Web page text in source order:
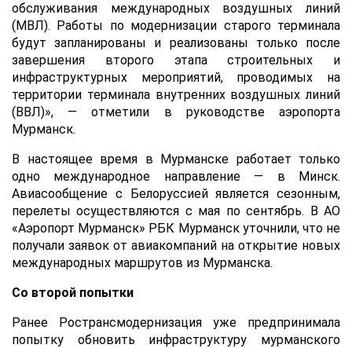
обслуживания международных воздушных линий
(МВЛ). Работы по модернизации старого терминала
будут запланированы и реализованы только после
завершения второго этапа строительных и
инфраструктурных мероприятий, проводимых на
территории терминала внутренних воздушных линий
(ВВЛ)», — отметили в руководстве аэропорта
Мурманск.
В настоящее время в Мурманске работает только
одно международное направление — в Минск.
Авиасообщение с Белоруссией является сезонным,
перелеты осуществляются с мая по сентябрь. В АО
«Аэропорт Мурманск» РБК Мурманск уточнили, что не
получали заявок от авиакомпаний на открытие новых
международных маршрутов из Мурманска.
Со второй попытки
Ранее Ространсмодернизация уже предпринимала
попытку обновить инфраструктуру мурманского